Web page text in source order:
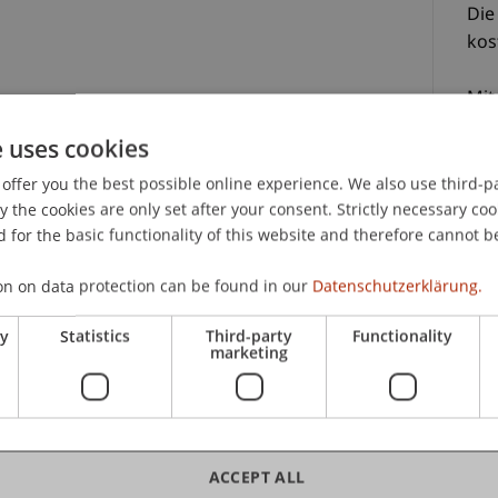
and Financial Management
einen Zoom Registrierungslink.
persönlichen Zugangslink und Passwort wird
bei der Zoom-Registrierung angeben.
vor dem Webinar eine Erinnerung von
Anna-Maria Meyer
Mit
cookies
you the best possible online experience. We also use third-
the cookies are only set after your consent. Strictly necessary
for the basic functionality of this website and therefore cannot
on data protection can be found in our Datenschutzerklärung.
Statistics Third-party
marketing
Functionality
ACCEPT ALL